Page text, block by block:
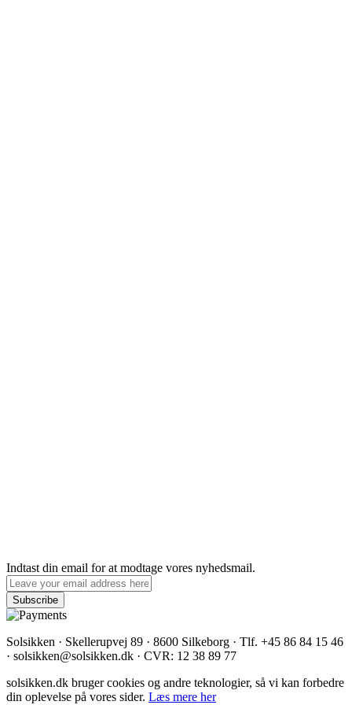
Indtast din email for at modtage vores nyhedsmail.
Solsikken · Skellerupvej 89 · 8600 Silkeborg · Tlf. +45 86 84 15 46
· solsikken@solsikken.dk · CVR: 12 38 89 77
solsikken.dk bruger cookies og andre teknologier, så vi kan forbedre
din oplevelse på vores sider. Læs mere her